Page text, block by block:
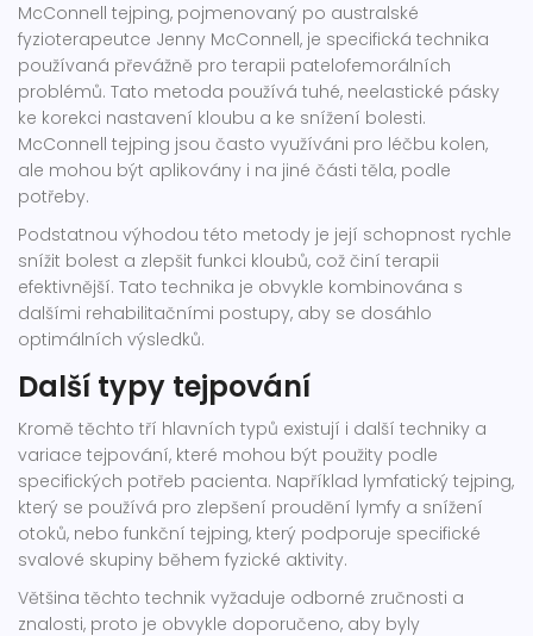
McConnell tejping, pojmenovaný po australské
fyzioterapeutce Jenny McConnell, je specifická technika
používaná převážně pro terapii patelofemorálních
problémů. Tato metoda používá tuhé, neelastické pásky
ke korekci nastavení kloubu a ke snížení bolesti.
McConnell tejping jsou často využíváni pro léčbu kolen,
ale mohou být aplikovány i na jiné části těla, podle
potřeby.
Podstatnou výhodou této metody je její schopnost rychle
snížit bolest a zlepšit funkci kloubů, což činí terapii
efektivnější. Tato technika je obvykle kombinována s
dalšími rehabilitačními postupy, aby se dosáhlo
optimálních výsledků.
Další typy tejpování
Kromě těchto tří hlavních typů existují i další techniky a
variace tejpování, které mohou být použity podle
specifických potřeb pacienta. Například lymfatický tejping,
který se používá pro zlepšení proudění lymfy a snížení
otoků, nebo funkční tejping, který podporuje specifické
svalové skupiny během fyzické aktivity.
Většina těchto technik vyžaduje odborné zručnosti a
znalosti, proto je obvykle doporučeno, aby byly